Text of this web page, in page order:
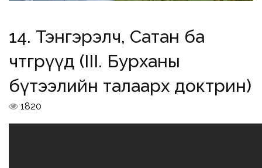
14. Тэнгэрэлч, Сатан ба
чөтгөрүүд (III. Бурханы
бүтээлийн талаарх доктрин)
1820